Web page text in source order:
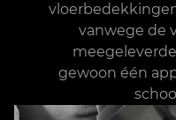
vanwege de
gewoon één